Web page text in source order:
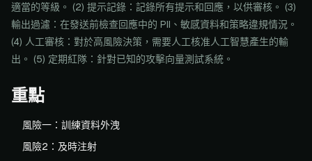
適當的等級。 (2) 提示記錄：記錄所有提示和回應，以供審核。 (3)
輸出過濾：在發送前檢查回應中的 PII、敏感資料和策略違規情況。
(4) 人工審核：對於高風險決策，需要人工核准人工智慧產生的輸
出。 (5) 定期紅隊：針對已知的攻擊向量測試系統。
重點
風險一：訓練資料外洩
風險2：及時注射